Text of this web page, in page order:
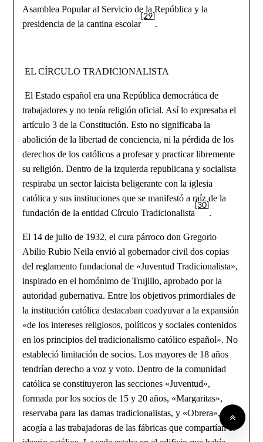
Asamblea Popular al Servicio de la República y la
presidencia de la cantina escolar
[29]
.
EL CÍRCULO TRADICIONALISTA
El Estado español era una República democrática de
trabajadores y no tenía religión oficial. Así lo expresaba el
artículo 3 de la Constitución. Esto no significaba la
abolición de la libertad de conciencia, ni la pérdida de los
derechos de los católicos a profesar y practicar libremente
su religión. Dentro de la izquierda republicana y socialista
respiraba un sector laicista beligerante con la iglesia
católica y sus instituciones que se manifestó a raíz de la
fundación de la entidad Círculo Tradicionalista
[30]
.
El 14 de julio de 1932, el cura párroco don Gregorio
Abilio Rubio Neila envió al gobernador civil dos copias
del reglamento fundacional de «Juventud Tradicionalista»,
inspirado en el homónimo de Trujillo, aprobado por la
autoridad gubernativa. Entre los objetivos primordiales de
la institución católica destacaban coadyuvar a la expansión
«de los intereses religiosos, políticos y sociales contenidos
en los principios del tradicionalismo católico español». No
estableció limitación de socios. Los mayores de 18 años
tendrían derecho a voz y voto. Dentro de la comunidad
católica se constituyeron las secciones «Juventud»,
formada por los socios de 15 y 20 años, «Margaritas»,
reservaba para las damas tradicionalistas, y «Obrera», que
acogía a las trabajadoras de las fábricas que compartían el